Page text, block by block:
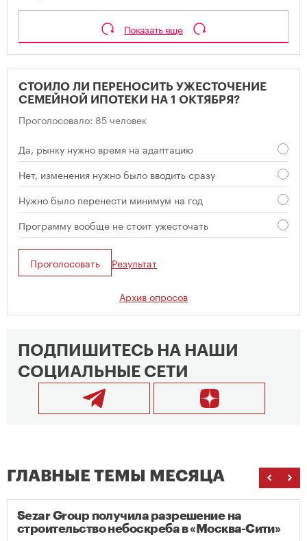
Показать еще
СТОИЛО ЛИ ПЕРЕНОСИТЬ УЖЕСТОЧЕНИЕ
СЕМЕЙНОЙ ИПОТЕКИ НА 1 ОКТЯБРЯ?
Проголосовало: 85 человек
Да, рынку нужно время на адаптацию
Нет, изменения нужно было вводить сразу
Нужно было перенести минимум на год
Программу вообще не стоит ужесточать
Проголосовать Результат
Архив опросов
ПОДПИШИТЕСЬ НА НАШИ
СОЦИАЛЬНЫЕ СЕТИ
ГЛАВНЫЕ ТЕМЫ МЕСЯЦА
Sezar Group получила разрешение на
строительство небоскреба в «Москва-Сити»